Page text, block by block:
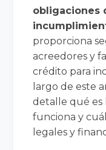
obligaciones
proporciona
acreedores y
crédito para
largo de este
detalle qué es
funciona y
legales y